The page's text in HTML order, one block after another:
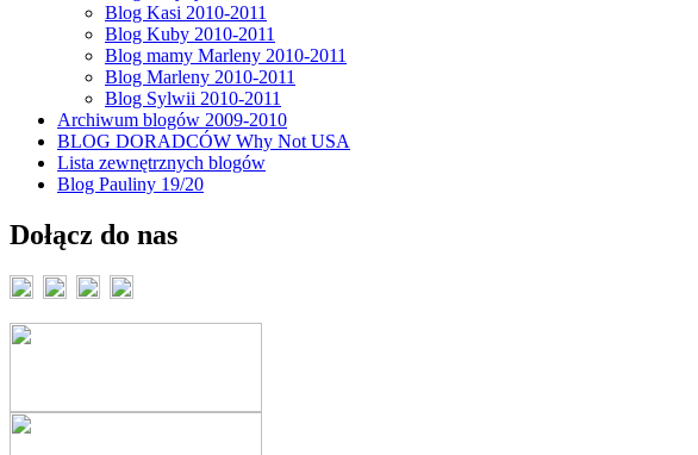
Blog Kasi 2010-2011
Blog Kuby 2010-2011
Blog mamy Marleny 2010-2011
Blog Marleny 2010-2011
Blog Sylwii 2010-2011
Archiwum blogów 2009-2010
BLOG DORADCÓW Why Not USA
Lista zewnętrznych blogów
Blog Pauliny 19/20
Dołącz do nas